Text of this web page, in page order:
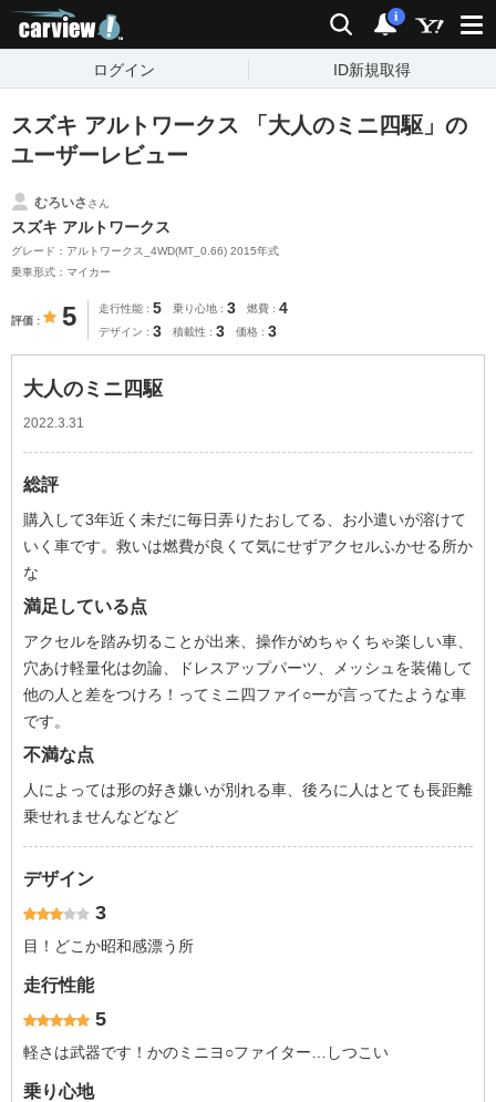
検索 通知
i
ログイン ID新規取得
スズキ アルトワークス 「大人のミニ四駆」の
ユーザーレビュー
むろいさ さん
スズキ アルトワークス
グレード：アルトワークス_4WD(MT_0.66) 2015年式
乗車形式：マイカー
評価 5 走行性能 5 乗り心地 3 燃費 4
デザイン 3 積載性 3 価格 3
大人のミニ四駆
2022.3.31
総評
購入して3年近く未だに毎日弄りたおしてる、お小遣いが溶けて
いく車です。救いは燃費が良くて気にせずアクセルふかせる所か
な
満足している点
アクセルを踏み切ることが出来、操作がめちゃくちゃ楽しい車、
穴あけ軽量化は勿論、ドレスアップパーツ、メッシュを装備して
他の人と差をつけろ！ってミニ四ファイ○ーが言ってたような車
です。
不満な点
人によっては形の好き嫌いが別れる車、後ろに人はとても長距離
乗せれませんなどなど
デザイン
3
目！どこか昭和感漂う所
走行性能
5
軽さは武器です！かのミニヨ○ファイター…しつこい
乗り心地